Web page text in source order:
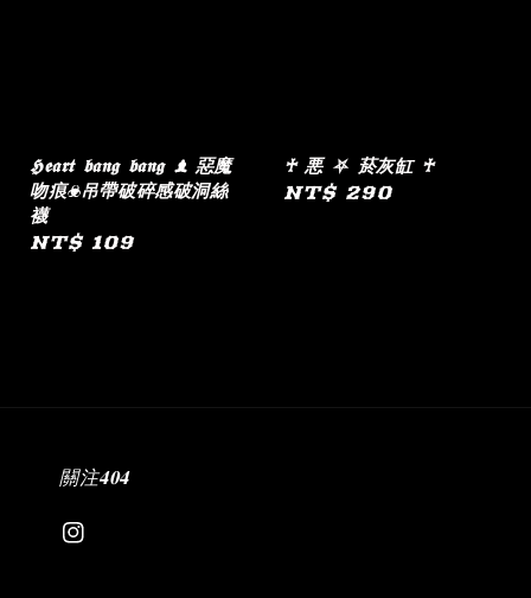
𝕳𝖊𝖆𝖗𝖙 𝖇𝖆𝖓𝖌 𝖇𝖆𝖓𝖌 ♝ 惡魔
吻痕☣︎吊帶破碎感破洞絲
襪
Regular
NT$ 109
♰ 悪 ⛧ 菸灰缸 ♰
Regular
NT$ 290
關注𝟒𝟎𝟒